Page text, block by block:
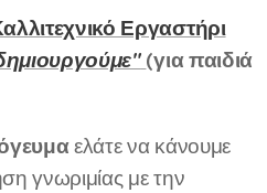
Εργαστήρι
(για παιδιά
ελάτε να κάνουμε
γνωριμίας με την